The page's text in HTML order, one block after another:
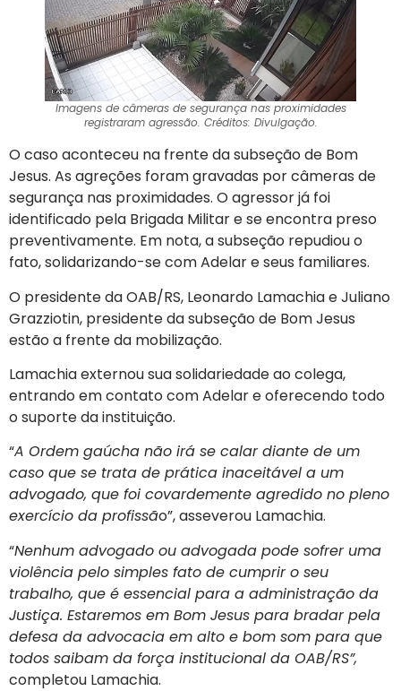
Imagens de câmeras de segurança nas proximidades
registraram agressão. Créditos: Divulgação.
O caso aconteceu na frente da subseção de Bom
Jesus. As agreções foram gravadas por câmeras de
segurança nas proximidades. O agressor já foi
identificado pela Brigada Militar e se encontra preso
preventivamente. Em nota, a subseção repudiou o
fato, solidarizando-se com Adelar e seus familiares.
O presidente da OAB/RS, Leonardo Lamachia e Juliano
Grazziotin, presidente da subseção de Bom Jesus
estão a frente da mobilização.
Lamachia externou sua solidariedade ao colega,
entrando em contato com Adelar e oferecendo todo
o suporte da instituição.
“A Ordem gaúcha não irá se calar diante de um
caso que se trata de prática inaceitável a um
advogado, que foi covardemente agredido no pleno
exercício da profissão”, asseverou Lamachia.
“Nenhum advogado ou advogada pode sofrer uma
violência pelo simples fato de cumprir o seu
trabalho, que é essencial para a administração da
Justiça. Estaremos em Bom Jesus para bradar pela
defesa da advocacia em alto e bom som para que
todos saibam da força institucional da OAB/RS”,
completou Lamachia.